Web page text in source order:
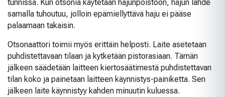
tunnissa. Kun otsonia käytetään hajunpoistoon, hajun lähde
samalla tuhoutuu, jolloin epämiellyttävä haju ei pääse
palaamaan takaisin.
Otsonaattori toimii myös erittäin helposti. Laite asetetaan
puhdistettavaan tilaan ja kytketään pistorasiaan. Tämän
jälkeen säädetään laitteen kiertosäätimestä puhdistettavan
tilan koko ja painetaan laitteen käynnistys-painiketta. Sen
jälkeen laite käynnistyy kahden minuutin kuluessa.